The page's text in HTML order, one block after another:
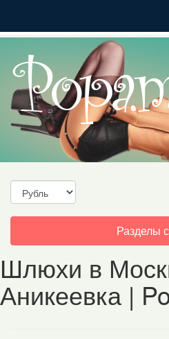
Toggle
navigation
Разделы
Шлюхи в
Аникеевка |